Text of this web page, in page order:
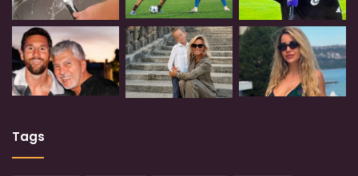
Tags